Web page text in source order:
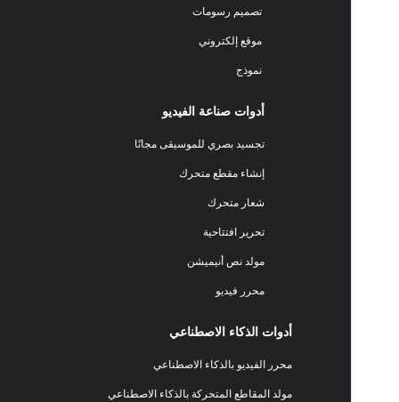
تصميم رسومات
موقع إلكتروني
أدوات صناعة الفيديو
تجسيد بصري للموسيقى مجانًا
إنشاء مقطع متحرك
شعار متحرك
تحرير افتتاحية
مولد نص أنيميشن
محرر فيديو
أدوات الذكاء الاصطناعي
محرر الفيديو بالذكاء الاصطناعي
مولد المقاطع المتحركة بالذكاء الاصطناعي